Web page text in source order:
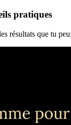
pratiques
résultats que tu